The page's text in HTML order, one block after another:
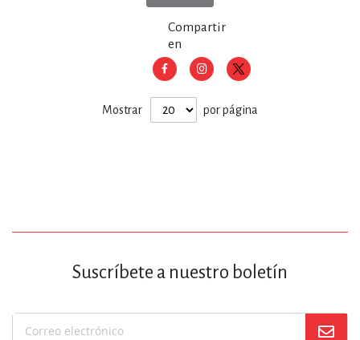
Compartir
en
Mostrar por página
Suscríbete a nuestro boletín
Suscríbase